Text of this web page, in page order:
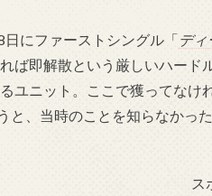
日にファーストシングル「デ
ば即解散という厳しいハード
ユニット。ここで獲ってなけ
と、当時のことを知らなかっ
ス